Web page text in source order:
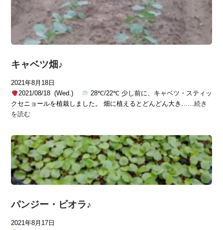
キャベツ畑♪
2021年8月18日
2021/08/18 (Wed.)
28℃/22℃ 少し前に、キャベツ・スティッ
クセニョールを植栽しました。 畑に植えるとどんどん大き……続き
を読む
パンジー・ビオラ♪
2021年8月17日